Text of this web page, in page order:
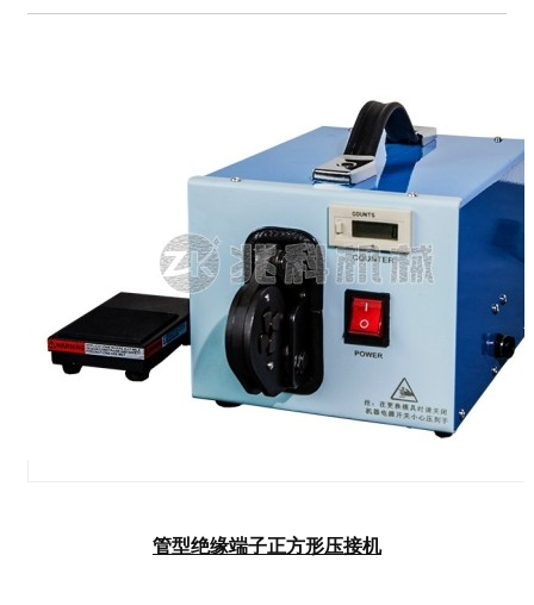
管型绝缘端子正方形压接机